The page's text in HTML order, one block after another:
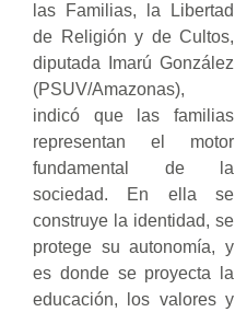
las Familias, la Libertad
de Religión y de Cultos,
diputada Imarú González
(PSUV/Amazonas),
indicó que las familias
representan el motor
fundamental de la
sociedad. En ella se
construye la identidad, se
protege su autonomía, y
es donde se proyecta la
educación, los valores y